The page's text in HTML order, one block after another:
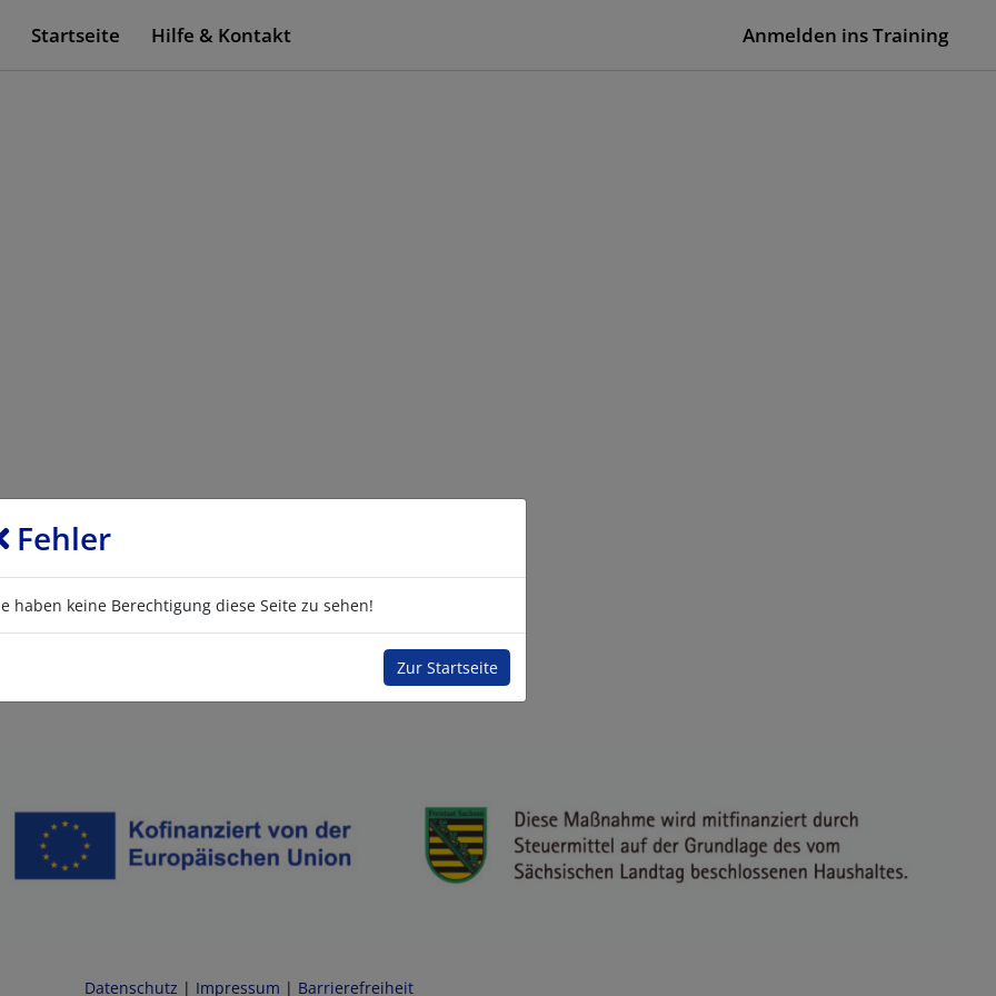
Startseite Hilfe & Kontakt Anmelden ins Training
Fehler
haben keine Berechtigung diese Seite zu sehen!
Zur Startseite
Datenschutz | Impressum | Barrierefreiheit